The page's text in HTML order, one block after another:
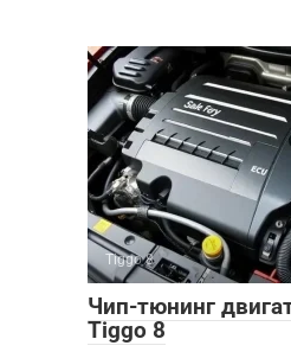
Tiggo 8
Чип-тюнинг
Tiggo 8